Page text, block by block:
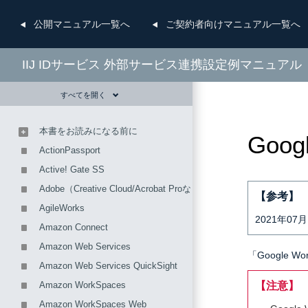
公開マニュアル一覧へ ご契約者向けマニュアル一覧へ
IIJ IDサービス 外部サービス連携設定例マニュアル
【参考】
2021年07
「Google
【注意】
すべてを開く
本書をお読みになる前に
ActionPassport
Active! Gate SS
Adobe（Creative Cloud/Acrobat Proなど）
AgileWorks
Amazon Connect
Amazon Web Services
Amazon Web Services QuickSight
Amazon WorkSpaces
Amazon WorkSpaces Web